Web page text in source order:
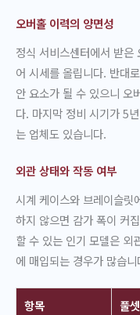
오버홀 이력의 양면성
정식 서비스센터에서 받은
어 시세를 올립니다. 반대
안 요소가 될 수 있으니 오
다. 마지막 정비 시기가 5
는 업체도 있습니다.
외관 상태와 작동 여부
시계 케이스와 브레이슬릿
하지 않으면 감가 폭이 커
할 수 있는 인기 모델은 외
에 매입되는 경우가 많습니
항목 풀셋